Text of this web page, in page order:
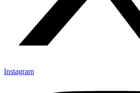
Instagram